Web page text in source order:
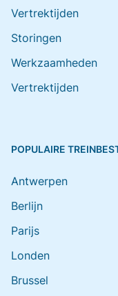
Vertrektijden
Storingen
Werkzaamheden
Vertrektijden
POPULAIRE
Antwerpen
Berlijn
Parijs
Londen
Brussel